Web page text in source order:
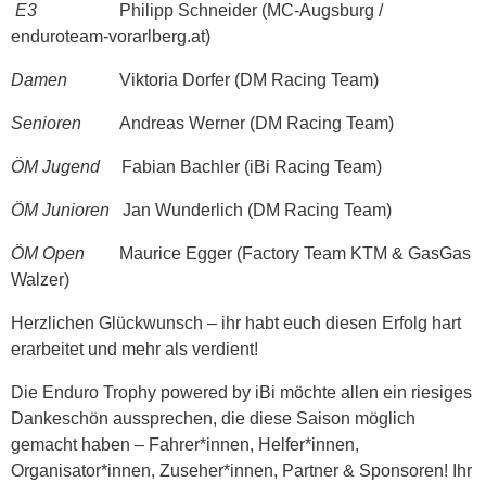
E3 Philipp Schneider (MC-Augsburg /
enduroteam-vorarlberg.at)
Damen Viktoria Dorfer (DM Racing Team)
Senioren Andreas Werner (DM Racing Team)
ÖM JugendFabian Bachler (iBi Racing Team)
ÖM Junioren Jan Wunderlich (DM Racing Team)
ÖM Open Maurice Egger (Factory Team KTM & GasGas
Walzer)
Herzlichen Glückwunsch – ihr habt euch diesen Erfolg hart
erarbeitet und mehr als verdient!
Die Enduro Trophy powered by iBi möchte allen ein riesiges
Dankeschön aussprechen, die diese Saison möglich
gemacht haben – Fahrer*innen, Helfer*innen,
Organisator*innen, Zuseher*innen, Partner & Sponsoren! Ihr